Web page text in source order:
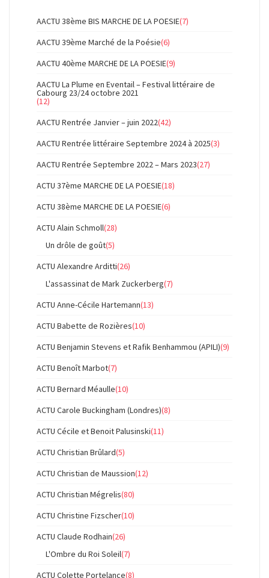
AACTU 38ème BIS MARCHE DE LA POESIE(7)
AACTU 39ème Marché de la Poésie(6)
AACTU 40ème MARCHE DE LA POESIE(9)
AACTU La Plume en Eventail – Festival littéraire de
Cabourg 23/24 octobre 2021
(12)
AACTU Rentrée Janvier – juin 2022(42)
AACTU Rentrée littéraire Septembre 2024 à 2025(3)
AACTU Rentrée Septembre 2022 – Mars 2023(27)
ACTU 37ème MARCHE DE LA POESIE(18)
ACTU 38ème MARCHE DE LA POESIE(6)
ACTU Alain Schmoll(28)
Un drôle de goût(5)
ACTU Alexandre Arditti(26)
L'assassinat de Mark Zuckerberg(7)
ACTU Anne-Cécile Hartemann(13)
ACTU Babette de Rozières(10)
ACTU Benjamin Stevens et Rafik Benhammou (APILI)(9)
ACTU Benoît Marbot(7)
ACTU Bernard Méaulle(10)
ACTU Carole Buckingham (Londres)(8)
ACTU Cécile et Benoit Palusinski(11)
ACTU Christian Brûlard(5)
ACTU Christian de Maussion(12)
ACTU Christian Mégrelis(80)
ACTU Christine Fizscher(10)
ACTU Claude Rodhain(26)
L'Ombre du Roi Soleil(7)
ACTU Colette Portelance(8)